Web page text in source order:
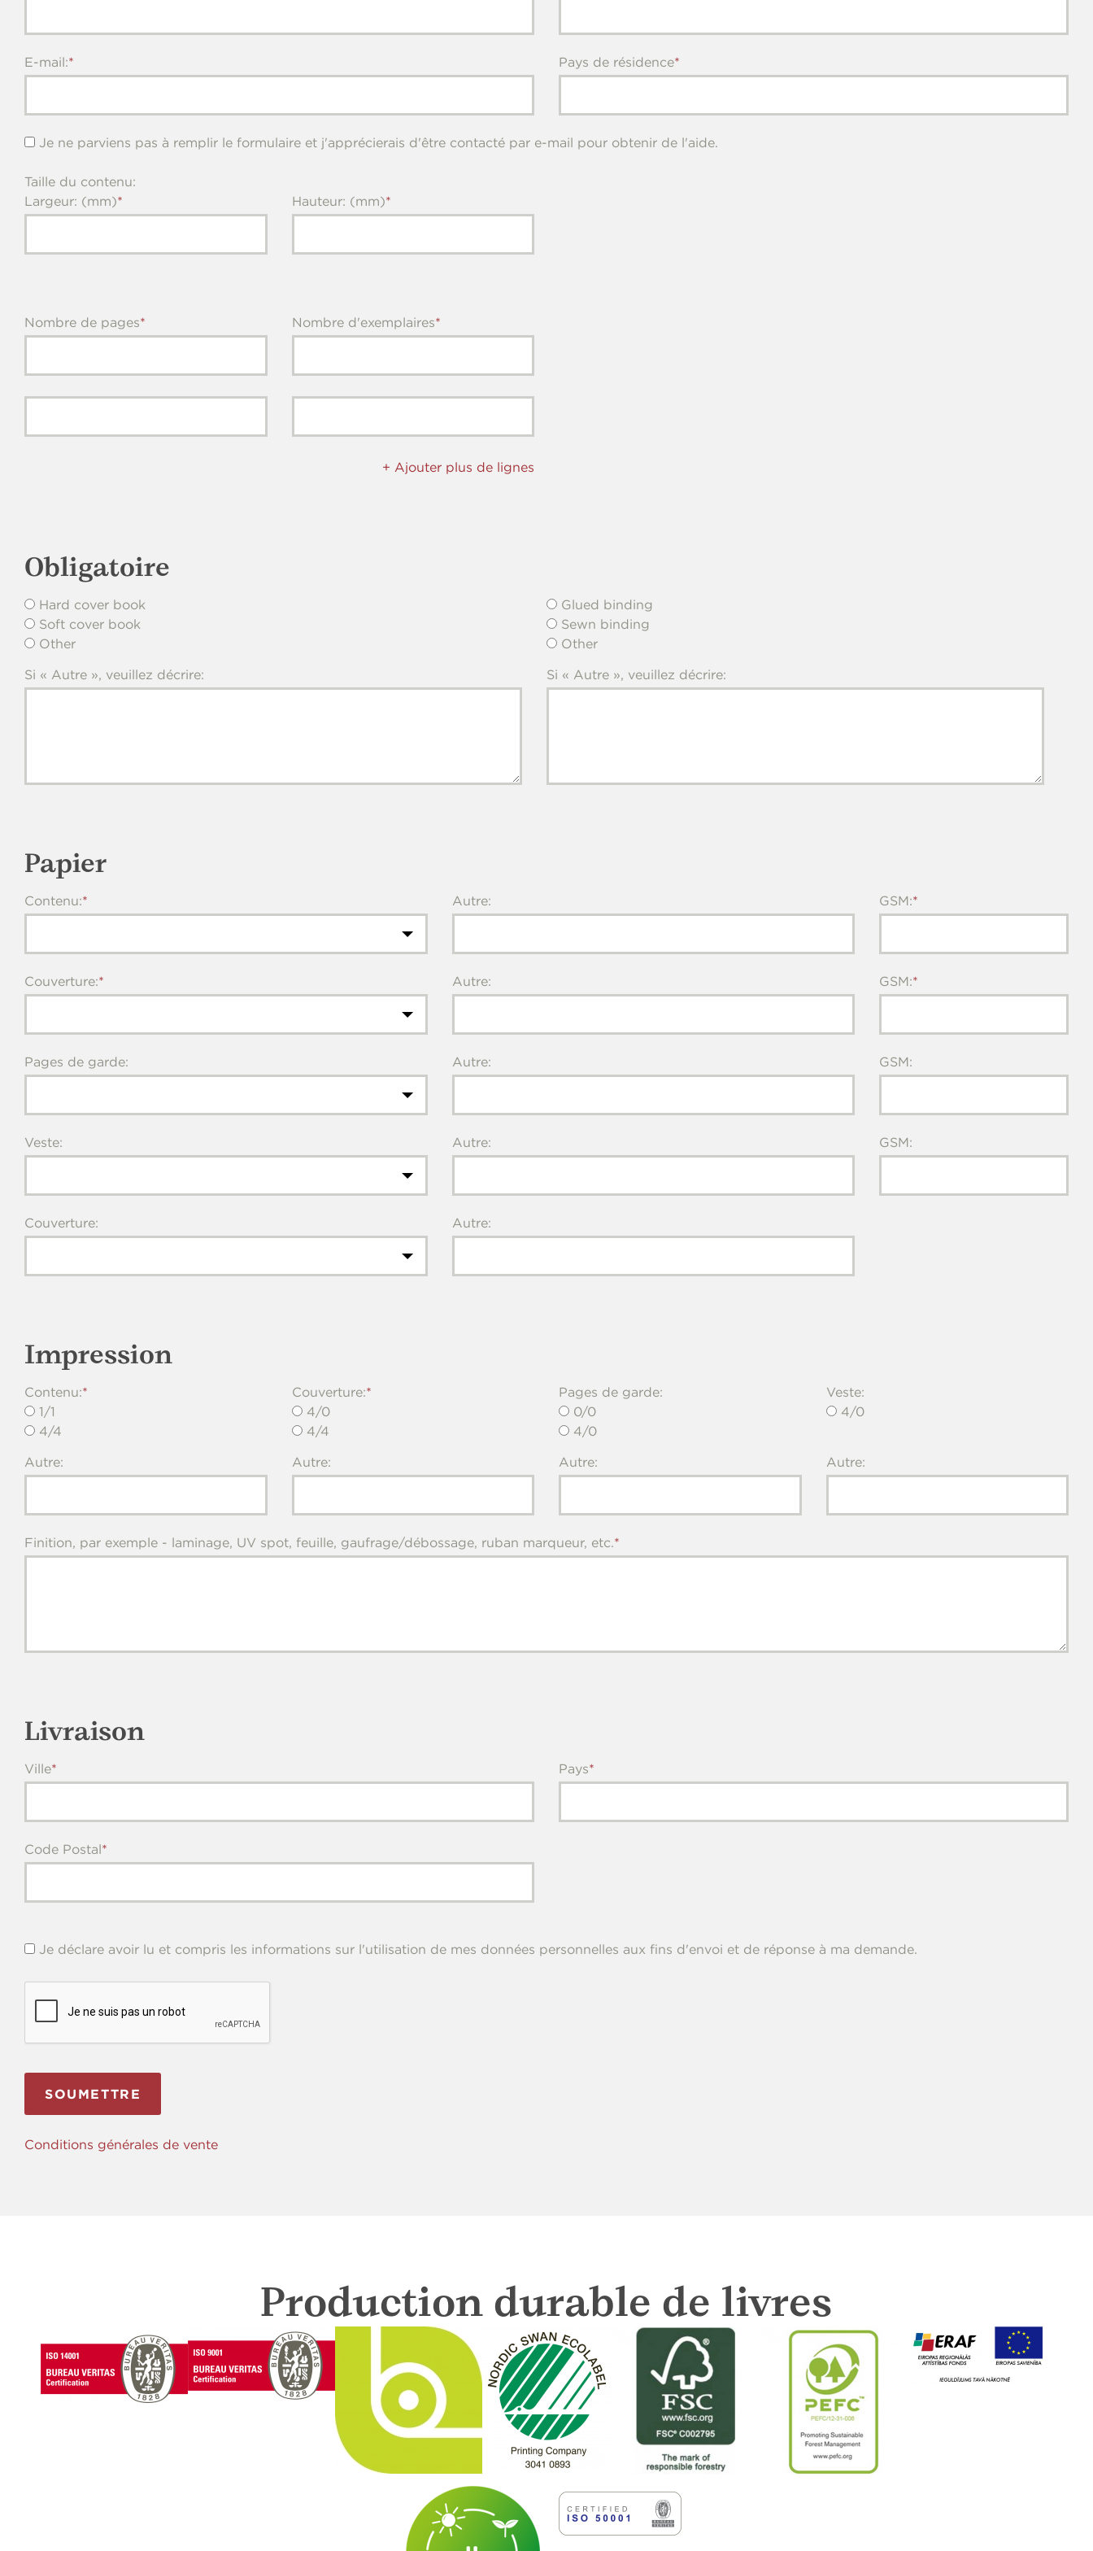
E-mail: Pays de résidence
Je ne parviens pas à remplir le formulaire et j'apprécierais d'être contacté par e-mail pour obtenir de l'aide.
Taille du contenu:
Largeur: (mm)
Hauteur: (mm)
Nombre de pages Nombre d'exemplaires
+ Ajouter plus de lignes
Obligatoire
Hard cover book
Soft cover book
Other
Si « Autre », veuillez décrire:
Glued binding
Sewn binding
Other
Si « Autre », veuillez décrire:
Papier
Contenu: Autre: GSM:
Couverture: Autre: GSM:
Pages de garde: Autre: GSM:
Veste: Autre: GSM:
Couverture: Autre:
Impression
Contenu:
1/1
4/4
Autre:
Couverture:
4/0
4/4
Autre:
Pages de garde:
0/0
4/0
Autre:
Veste:
4/0
Autre:
Finition, par exemple - laminage, UV spot, feuille, gaufrage/débossage, ruban marqueur, etc.
Livraison
Ville Pays
Code Postal
Je déclare avoir lu et compris les informations sur l'utilisation de mes données personnelles aux fins d'envoi et de réponse à ma demande.
Conditions générales de vente
Production durable de livres